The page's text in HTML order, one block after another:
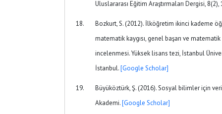
Uluslararası Eğitim Araştırmaları Dergisi,
Bozkurt, S. (2012). İlköğretim ikinci kademe
matematik kaygısı, genel başarı ve matematik
incelenmesi. Yüksek lisans tezi, İstanbul
İstanbul.[Google Scholar]
Büyüköztürk, Ş. (2016). Sosyal bilimler için
Akademi.[Google Scholar]